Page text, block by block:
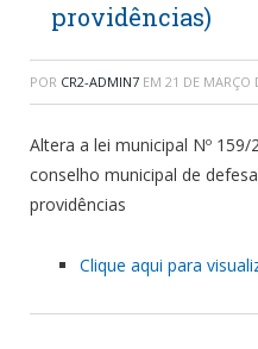
providências)
POR CR2-ADMIN7 EM 21 DE MARÇO
Altera a lei municipal Nº
conselho municipal de
providências
Clique aqui para